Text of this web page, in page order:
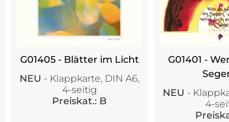
G01405 - Blätter im Licht
NEU - Klappkarte, DIN A6,
4-seitig
Preiskat.: B
G01401 -
NEU -
4-